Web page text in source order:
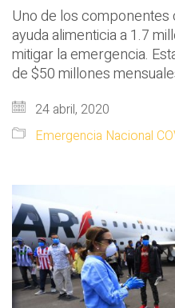
Uno de los
ayuda alimenticia a 1.7
mitigar la emergencia.
de $50 millones
24 abril, 2020
Emergencia Nacional